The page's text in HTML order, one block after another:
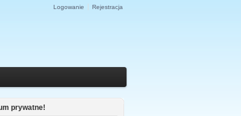
Logowanie Rejestracja
prywatne!